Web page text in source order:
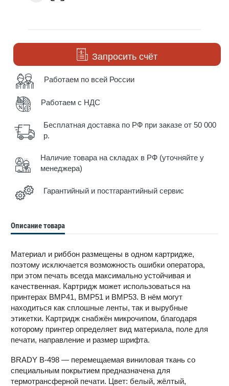
Запросить счёт
Работаем по всей России
Работаем с НДС
Бесплатная доставка по РФ при заказе от 50 000
р.
Наличие товара на складах в РФ (уточняйте у
менеджера)
Гарантийный и постгарантийный сервис
Описание товара
Материал и риббон размещены в одном картридже,
поэтому исключается возможность ошибки оператора,
при этом печать всегда максимально устойчивая и
качественная. Картридж может использоваться на
принтерах BMP41, BMP51 и BMP53. В нём могут
находиться как сплошные ленты, так и вырубные
этикетки. Картридж снабжён микрочипом, благодаря
которому принтер определяет вид материала, поле для
печати, направление и размер шрифта.
BRADY B-498 — перемещаемая виниловая ткань со
специальным покрытием предназначена для
термотрансферной печати. Цвет: белый, жёлтый,